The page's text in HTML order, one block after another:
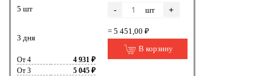
5 шт
3 дня
От 4
4 931 ₽
От 3
5 045 ₽
- шт +
= 5 451,00 ₽
В корзину